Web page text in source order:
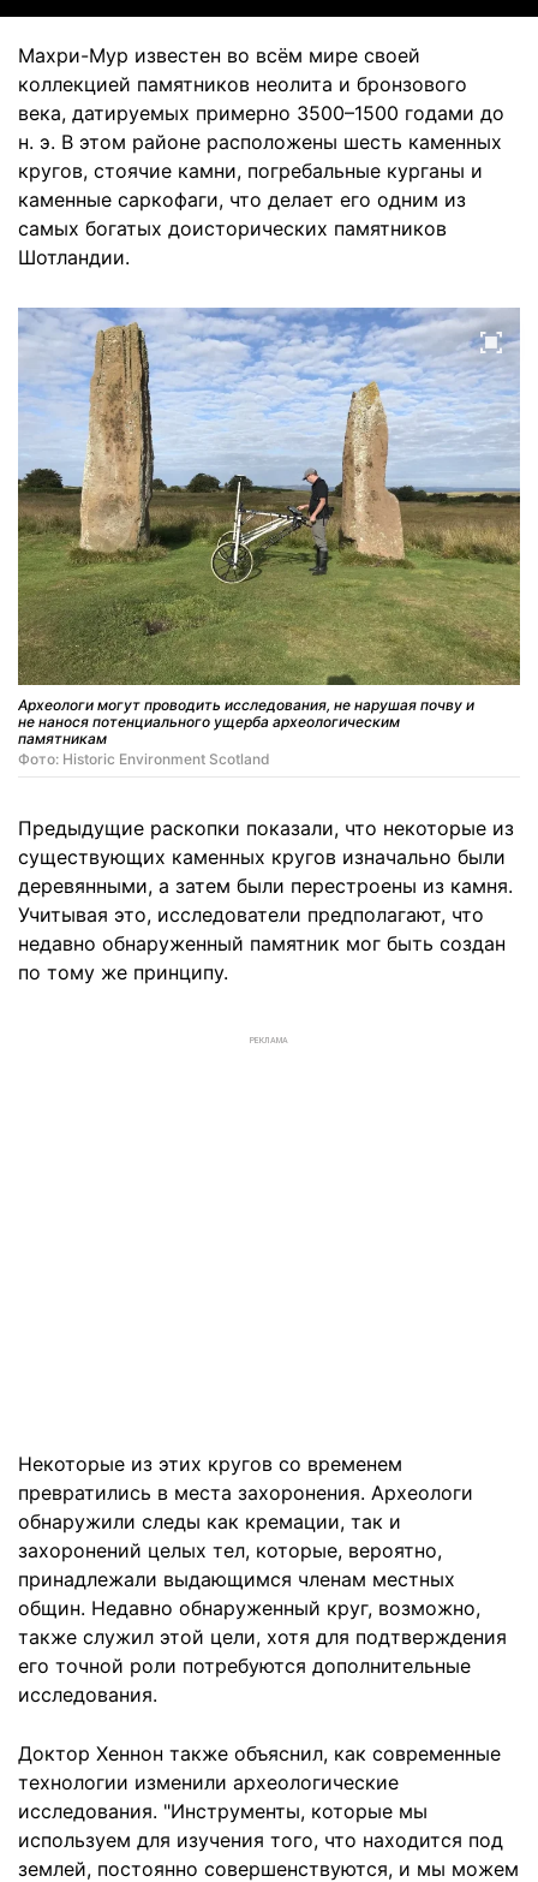
Махри-Мур известен во всём мире своей
коллекцией памятников неолита и бронзового
века, датируемых примерно 3500–1500 годами до
н. э. В этом районе расположены шесть каменных
кругов, стоячие камни, погребальные курганы и
каменные саркофаги, что делает его одним из
самых богатых доисторических памятников
Шотландии.
Археологи могут проводить исследования, не нарушая почву и
не нанося потенциального ущерба археологическим
памятникам
Фото: Historic Environment Scotland
Предыдущие раскопки показали, что некоторые из
существующих каменных кругов изначально были
деревянными, а затем были перестроены из камня.
Учитывая это, исследователи предполагают, что
недавно обнаруженный памятник мог быть создан
по тому же принципу.
РЕКЛАМА
Некоторые из этих кругов со временем
превратились в места захоронения. Археологи
обнаружили следы как кремации, так и
захоронений целых тел, которые, вероятно,
принадлежали выдающимся членам местных
общин. Недавно обнаруженный круг, возможно,
также служил этой цели, хотя для подтверждения
его точной роли потребуются дополнительные
исследования.
Доктор Хеннон также объяснил, как современные
технологии изменили археологические
исследования. "Инструменты, которые мы
используем для изучения того, что находится под
землей, постоянно совершенствуются, и мы можем